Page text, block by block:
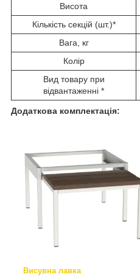
Висота
Кількість секцій (шт.)*
Вага, кг
Колір
Вид товару при
відвантаженні *
Додаткова комплектація:
Висувна лавка